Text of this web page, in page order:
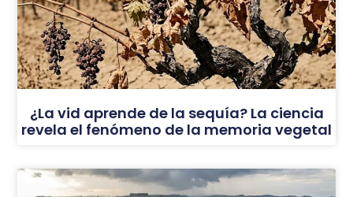
¿La vid aprende de la sequía? La ciencia
revela el fenómeno de la memoria vegetal